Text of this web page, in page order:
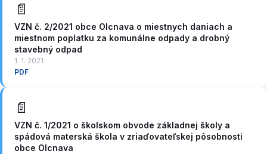
📄
VZN č. 2/2021 obce Olcnava o miestnych daniach a
miestnom poplatku za komunálne odpady a drobný
stavebný odpad
1. 1. 2021
PDF
📄
VZN č. 1/2021 o školskom obvode základnej školy a
spádová materská škola v zriaďovateľskej pôsobnosti
obce Olcnava